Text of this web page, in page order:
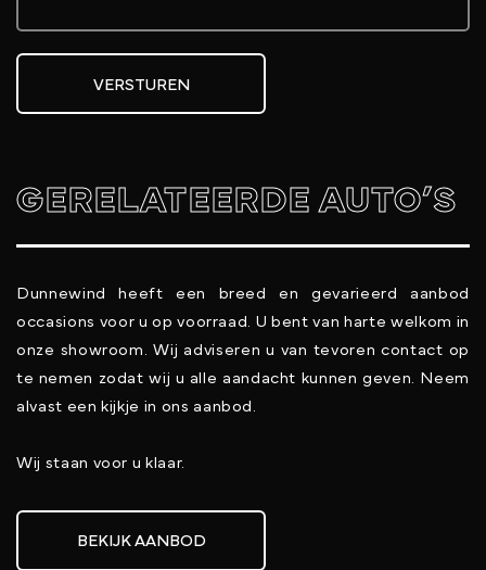
VERSTUREN
GERELATEERDE AUTO’S
Dunnewind heeft een breed en gevarieerd aanbod
occasions voor u op voorraad. U bent van harte welkom in
onze showroom. Wij adviseren u van tevoren contact op
te nemen zodat wij u alle aandacht kunnen geven. Neem
alvast een kijkje in ons aanbod.
Wij staan voor u klaar.
BEKIJK AANBOD